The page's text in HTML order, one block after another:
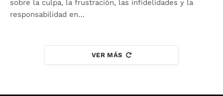
sobre la culpa, la frustración, las infidelidades y la
responsabilidad en…
VER MÁS